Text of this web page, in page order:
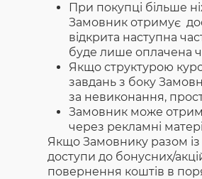
При покупці більше
Замовник отримує
відкрита наступна
буде лише оплачена
Якщо структурою
завдань з боку
за невиконання,
Замовник може
через рекламні
Якщо Замовнику разом
доступи до бонусних/
повернення коштів в